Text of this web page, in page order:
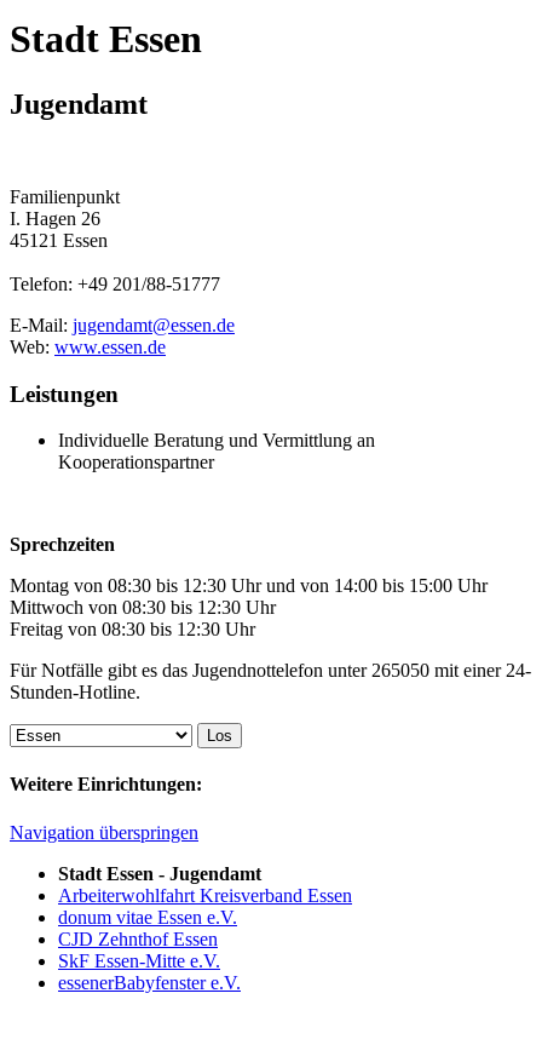
Stadt Essen
Jugendamt
Familienpunkt
I. Hagen 26
45121 Essen
Telefon: +49 201/88-51777
E-Mail: jugendamt@essen.de
Web: www.essen.de
Leistungen
Individuelle Beratung und Vermittlung an
Kooperationspartner
Sprechzeiten
Montag von 08:30 bis 12:30 Uhr und von 14:00 bis 15:00 Uhr
Mittwoch von 08:30 bis 12:30 Uhr
Freitag von 08:30 bis 12:30 Uhr
Für Notfälle gibt es das Jugendnottelefon unter 265050 mit einer 24-
Stunden-Hotline.
Weitere Einrichtungen:
Navigation überspringen
Stadt Essen - Jugendamt
Arbeiterwohlfahrt Kreisverband Essen
donum vitae Essen e.V.
CJD Zehnthof Essen
SkF Essen-Mitte e.V.
essenerBabyfenster e.V.